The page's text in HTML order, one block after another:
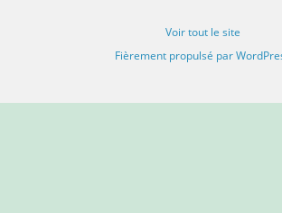
Voir tout le site
Fièrement propulsé par